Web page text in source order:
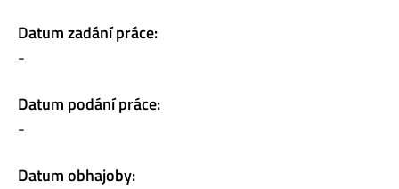
Datum zadání práce:
-
Datum podání práce:
-
Datum obhajoby: